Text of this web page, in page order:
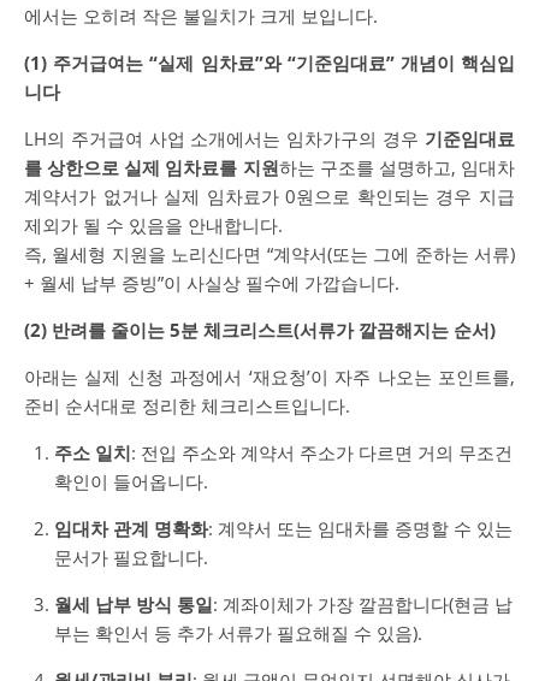
에서는 오히려 작은 불일치가 크게 보입니다.
(1) 주거급여는 “실제 임차료”와 “기준임대료” 개념이 핵심입
니다
LH의 주거급여 사업 소개에서는 임차가구의 경우 기준임대료
를 상한으로 실제 임차료를 지원하는 구조를 설명하고, 임대차
계약서가 없거나 실제 임차료가 0원으로 확인되는 경우 지급
제외가 될 수 있음을 안내합니다.
즉, 월세형 지원을 노리신다면 “계약서(또는 그에 준하는 서류)
+ 월세 납부 증빙”이 사실상 필수에 가깝습니다.
(2) 반려를 줄이는 5분 체크리스트(서류가 깔끔해지는 순서)
아래는 실제 신청 과정에서 ‘재요청’이 자주 나오는 포인트를,
준비 순서대로 정리한 체크리스트입니다.
주소 일치: 전입 주소와 계약서 주소가 다르면 거의 무조건
확인이 들어옵니다.
임대차 관계 명확화: 계약서 또는 임대차를 증명할 수 있는
문서가 필요합니다.
월세 납부 방식 통일: 계좌이체가 가장 깔끔합니다(현금 납
부는 확인서 등 추가 서류가 필요해질 수 있음).